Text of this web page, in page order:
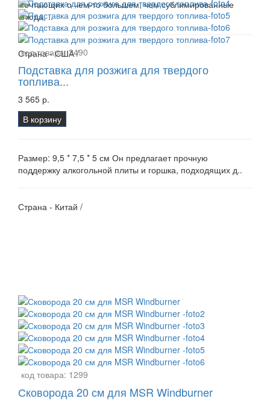
мечтающих о чем-то большем, чем сублимированные
блюда, ..
Страна - США /
код товара:2490
Подставка для розжига для твердого
топлива...
3 565 р.
В корзину
Размер: 9,5 * 7,5 * 5 см Он предлагает прочную
поддержку алкогольной плиты и горшка, подходящих д..
Страна - Китай /
код товара: 1299
Сковорода 20 см для MSR Windburner